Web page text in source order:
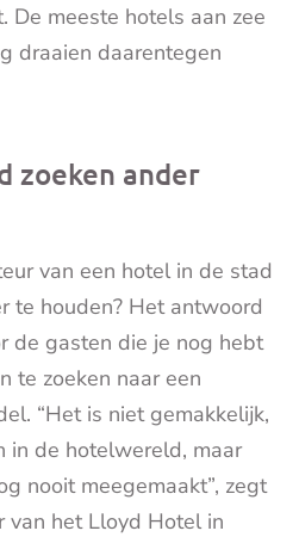
De meeste hotels aan zee
draaien daarentegen
zoeken ander
van een hotel in de stad
te houden? Het antwoord
de gasten die je nog hebt
te zoeken naar een
“Het is niet gemakkelijk,
in de hotelwereld, maar
nooit meegemaakt”, zegt
van het Lloyd Hotel in